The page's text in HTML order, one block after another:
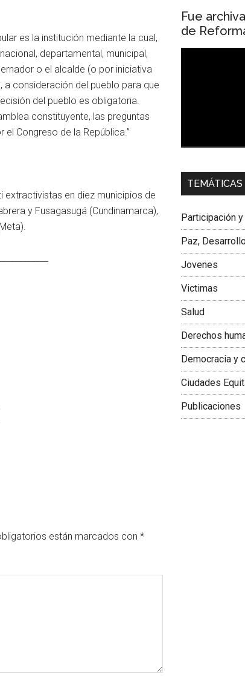
es la institución mediante la cual,
departamental, municipal,
o el alcalde (o por iniciativa
a consideración del pueblo para que
del pueblo es obligatoria.
constituyente, las preguntas
Congreso de la República.”
extractivistas en diez municipios de
y Fusagasugá (Cundinamarca),
están marcados con *
Fue
de
Dra. Carolina
TEMÁTICAS
Participación
Paz,
Jovenes
Victimas
Salud
Derechos
Democracia y
Ciudades
Publicaciones